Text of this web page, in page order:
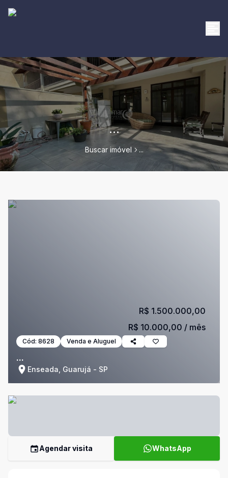
...
Buscar imóvel ...
Cód: 8628 Venda e Aluguel
...
Enseada, Guarujá - SP
R$ 1.500.000,00
R$ 10.000,00 / mês
Agendar visita WhatsApp